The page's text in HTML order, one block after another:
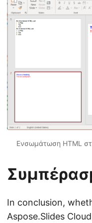
Ενσωμάτωση HTML
In conclusion,
Aspose.Slides